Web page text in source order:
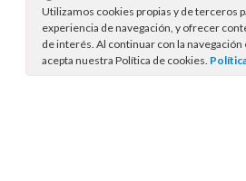
Utilizamos cookies propias y de terceros
experiencia de navegación, y ofrecer
de interés. Al continuar con la
acepta nuestra Política de cookies.